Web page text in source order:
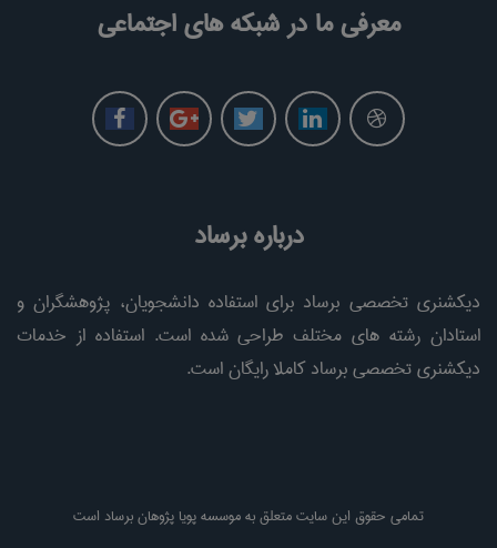
معرفی ما در شبکه های اجتماعی
درباره برساد
دیکشنری تخصصی برساد برای استفاده دانشجویان، پژوهشگران و
استادان رشته های مختلف طراحی شده است. استفاده از خدمات
دیکشنری تخصصی برساد کاملا رایگان است.
تمامی حقوق این سایت متعلق به موسسه پویا پژوهان برساد است